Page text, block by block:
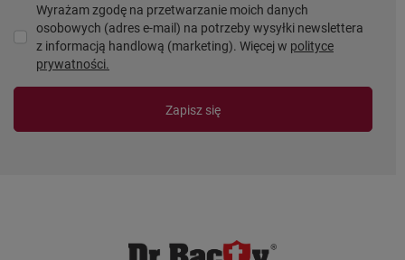
Wyrażam zgodę na przetwarzanie moich danych
osobowych (adres e-mail) na potrzeby wysyłki newslettera
z informacją handlową (marketing). Więcej w polityce
prywatności.
Zapisz się